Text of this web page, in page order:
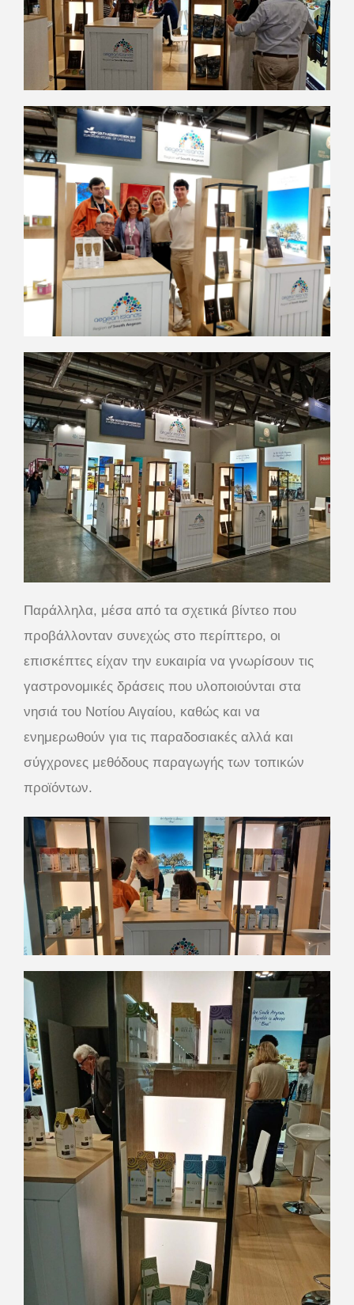
Παράλληλα, μέσα από τα σχετικά βίντεο που
προβάλλονταν συνεχώς στο περίπτερο, οι
επισκέπτες είχαν την ευκαιρία να γνωρίσουν τις
γαστρονομικές δράσεις που υλοποιούνται στα
νησιά του Νοτίου Αιγαίου, καθώς και να
ενημερωθούν για τις παραδοσιακές αλλά και
σύγχρονες μεθόδους παραγωγής των τοπικών
προϊόντων.